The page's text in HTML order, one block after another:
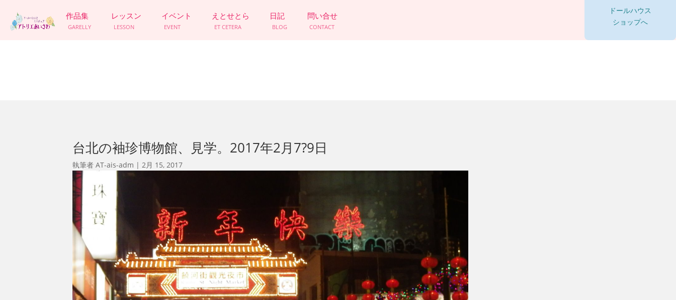
作品集
GARELLY
レッスン
LESSON
イベント
EVENT
えとせとら
ET CETERA
日記
BLOG
問い合せ
CONTACT
ドールハウス
ショップへ
台北の袖珍博物館、見学。2017年2月7?9日
執筆者AT-ais-adm | 2月 15, 2017